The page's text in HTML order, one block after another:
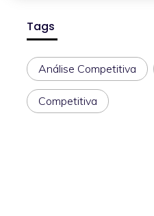
Tags
Análise Competitiva
Competitiva